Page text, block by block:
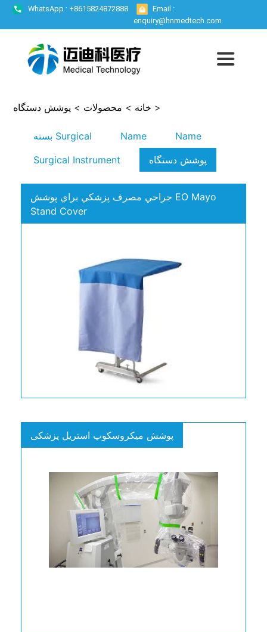
WhatsApp : +8615824872888
Email :
enquiry@hnmedtech.com
خانه > محصولات > پوشش دستگاه >
بسته Surgical Name
Name
Surgical Instrument
پوشش دستگاه
جراحي مصرف پزشکي براي پوشش EO Mayo
Stand Cover
پوشش میکروسکوپ استریل پزشکی